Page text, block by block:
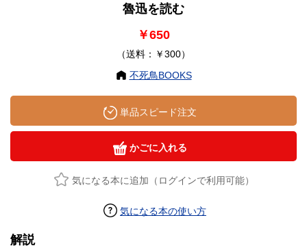
魯迅を読む
￥650
（送料：￥300）
不死鳥BOOKS
単品スピード注文
かごに入れる
気になる本に追加（ログインで利用可能）
気になる本の使い方
解説